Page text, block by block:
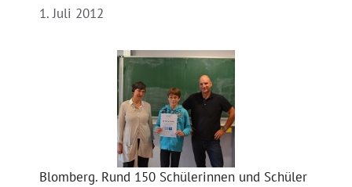
1. Juli 2012
Blomberg. Rund 150 Schülerinnen und Schüler